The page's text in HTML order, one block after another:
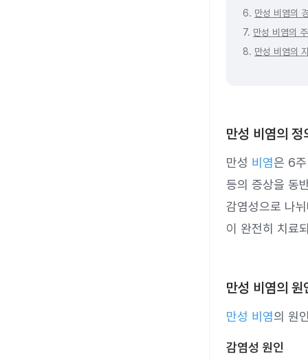
6. 만성 비염의
7. 만성 비염의
8. 만성 비염의
만성 비염의 정
만성 비염은 6
등의 증상을 동
감염성으로 나
이 완전히 치료
만성 비염의 원
만성 비염의 원
감염성 원인